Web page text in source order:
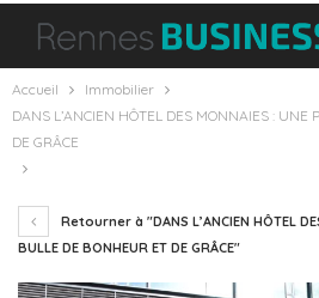
Accueil
Immobilier
DANS L’ANCIEN HÔTEL DES MONNAIES : UNE
DE GRÂCE
Retourner à "DANS L’ANCIEN HÔTEL
BULLE DE BONHEUR ET DE GRÂCE"